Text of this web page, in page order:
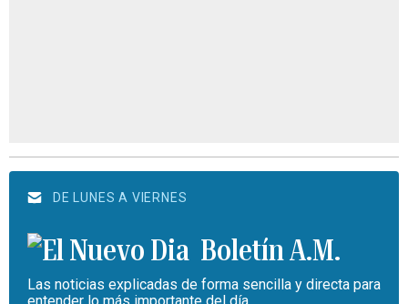
DE LUNES A VIERNES
Boletín A.M.
Las noticias explicadas de forma sencilla y directa para